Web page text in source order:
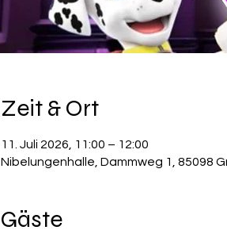
Zeit & Ort
11. Juli 2026, 11:00 – 12:00
Nibelungenhalle, Dammweg 1, 85098
Gäste